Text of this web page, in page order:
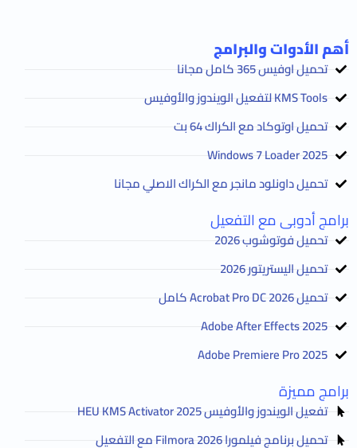
أهم الأدوات والبرامج
تحميل اوفيس 365 كامل مجانا
KMS Tools لتفعيل الويندوز والأوفيس
تحميل اوتوكاد مع الكراك 64 بت
2025 Windows 7 Loader
تحميل داونلود مانجر مع الكراك الاصلي مجانا
برامج أدوبى مع التفعيل
تحميل فوتوشوب 2026
تحميل اليستريتور 2026
تحميل Acrobat Pro DC 2026 كامل
Adobe After Effects 2025
Adobe Premiere Pro 2025
برامج مميزة
تفعيل الويندوز والأوفيس HEU KMS Activator 2025
تحميل برنامج فيلمورا Filmora 2026 مع التفعيل